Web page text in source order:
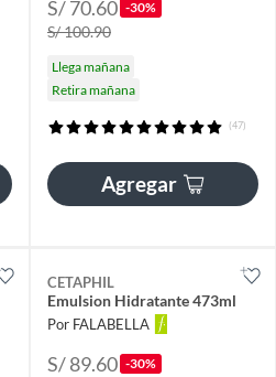
S/ 70.60 -30%
S/ 100.90
Llega mañana
Retira mañana
(47)
Agregar
CETAPHIL
Emulsion Hidratante 473ml
Por FALABELLA
S/ 89.60 -30%